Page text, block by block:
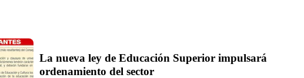
La nueva ley de Educación Superior impulsará
ordenamiento del sector